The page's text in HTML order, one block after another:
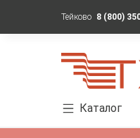
Тейково 8 (800)
Каталог